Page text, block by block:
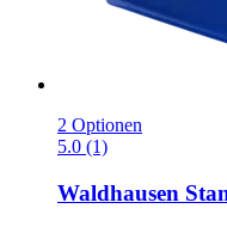
2 Optionen
5.0 (1)
Waldhausen